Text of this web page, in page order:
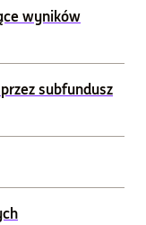
wyników
subfundusz